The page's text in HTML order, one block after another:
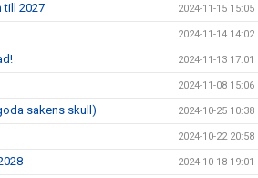
till 2027 2024-11-15 15:05
2024-11-14 14:02
2024-11-13 17:01
2024-11-08 15:06
sakens skull) 2024-10-25 10:38
2024-10-22 20:58
2024-10-18 19:01